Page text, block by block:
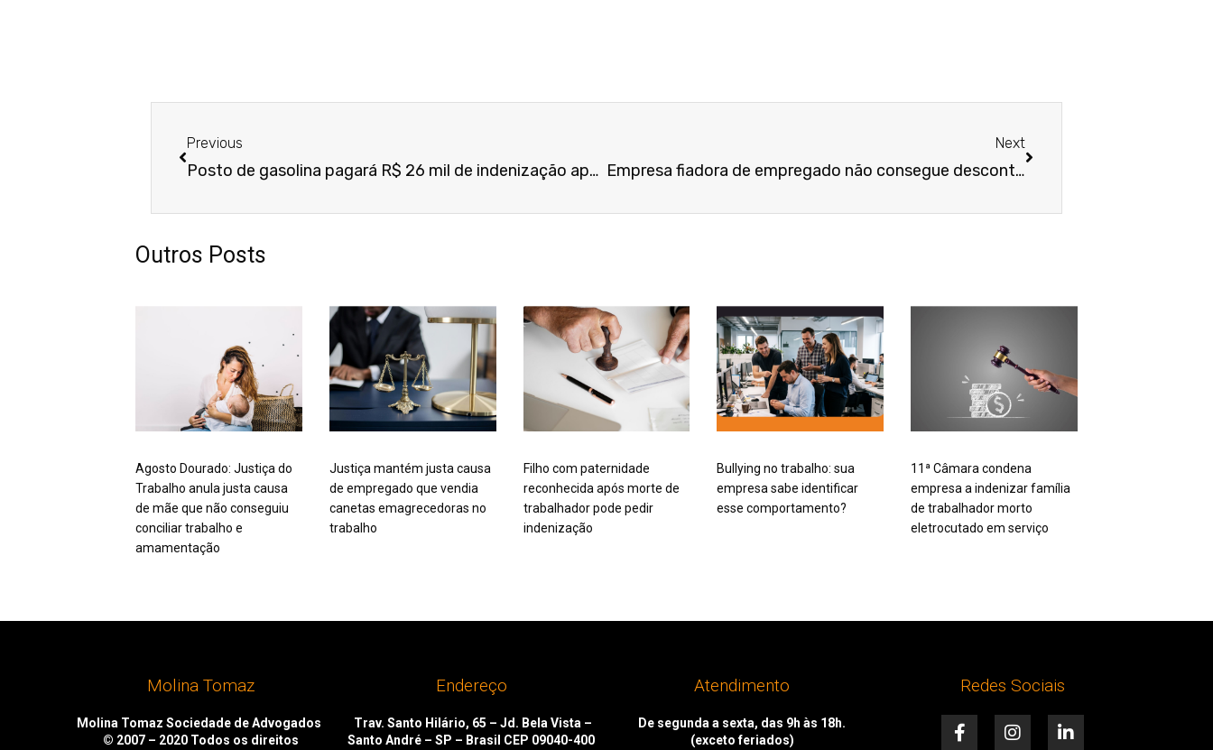
Previous
Posto de gasolina pagará R$ 26 mil de indenização após abastecer carro com combustível trocado
Next
Empresa fiadora de empregado não consegue descontar da rescisão dívida com imobiliária
Outros Posts
Agosto Dourado: Justiça do
Trabalho anula justa causa
de mãe que não conseguiu
conciliar trabalho e
amamentação
Justiça mantém justa causa
de empregado que vendia
canetas emagrecedoras no
trabalho
Filho com paternidade
reconhecida após morte de
trabalhador pode pedir
indenização
Bullying no trabalho: sua
empresa sabe identificar
esse comportamento?
11ª Câmara condena
empresa a indenizar família
de trabalhador morto
eletrocutado em serviço
Molina Tomaz
Molina Tomaz Sociedade de Advogados
© 2007 – 2020 Todos os direitos
Endereço
Trav. Santo Hilário, 65 – Jd. Bela Vista –
Santo André – SP – Brasil CEP 09040-400
Atendimento
De segunda a sexta, das 9h às 18h.
(exceto feriados)
Redes Sociais
F
a
I
n
L
i